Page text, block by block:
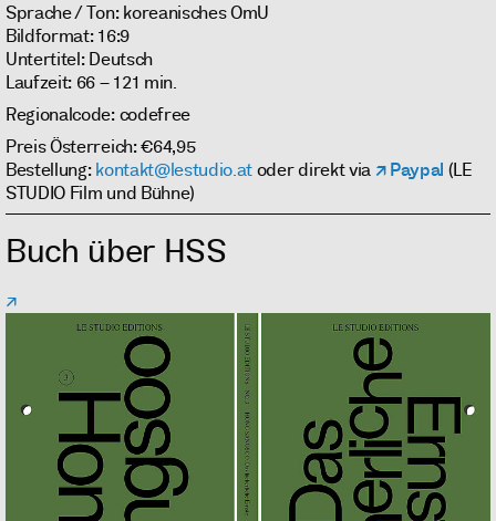
Sprache / Ton: koreanisches OmU
Bildformat: 16:9
Untertitel: Deutsch
Laufzeit: 66 – 121 min.
Regionalcode: codefree
Preis Österreich: €64,95
Bestellung:kontakt@lestudio.atoder direkt via Paypal (LE
STUDIO Film und Bühne)
Buch über HSS